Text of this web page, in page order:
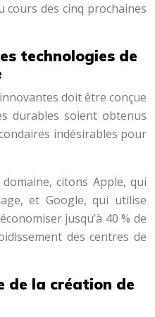
des cinq prochaines
technologies de
doit être conçue
durables soient obtenus
indésirables pour
citons Apple, qui
et Google, qui utilise
jusqu’à 40 % de
des centres de
de la création de